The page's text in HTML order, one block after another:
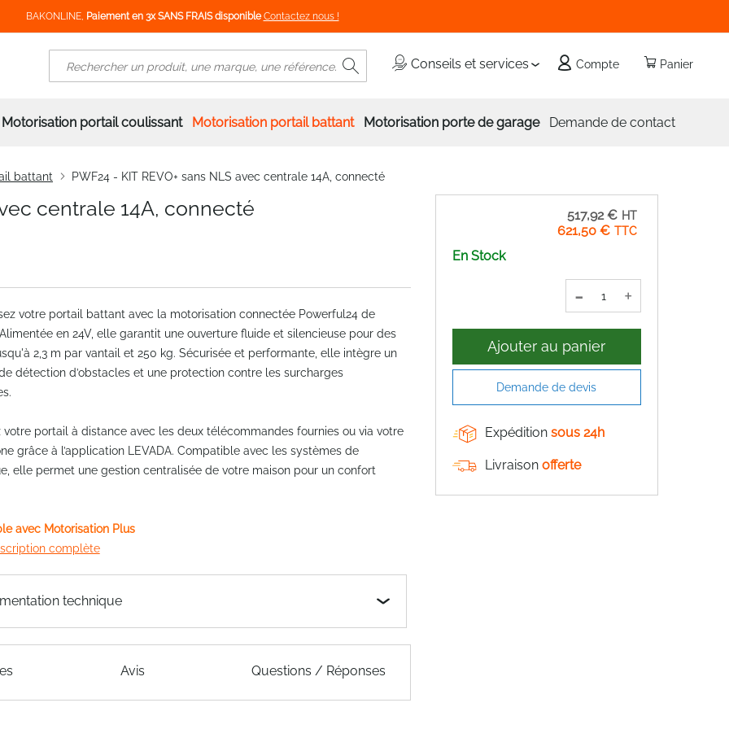
BAKONLINE, Paiement en 3x SANS FRAIS disponible Contactez nous !
Panier
Conseils et services Compte
Rechercher
Motorisation portail coulissant Motorisation portail battant Motorisation porte de garage Demande de contact
battant PWF24 - KIT REVO+ sans NLS avec centrale 14A, connecté
centrale 14A, connecté
votre portail battant avec la motorisation connectée Powerful24 de
Alimentée en 24V, elle garantit une ouverture fluide et silencieuse pour des
2,3 m par vantail et 250 kg. Sécurisée et performante, elle intègre un
détection d’obstacles et une protection contre les surcharges
votre portail à distance avec les deux télécommandes fournies ou via votre
grâce à l’application LEVADA. Compatible avec les systèmes de
elle permet une gestion centralisée de votre maison pour un confort
avec Motorisation Plus
complète
technique
Avis Questions / Réponses
621,50 €
517,92 €
En Stock
- +
Ajouter au panier
Demande de devis
Expédition sous 24h
Livraison offerte